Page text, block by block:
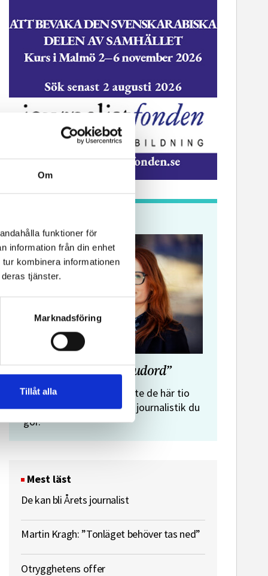
Om
funktioner för
information från din enhet
kombinera informationen
tjänster.
Marknadsföring
Tillåt alla
”Journalistens tio budord”
Malin Crona:
Följer du inte de här tio
budorden? Då är det inte journalistik du
gör.
Mest läst
De kan bli Årets journalist
Martin Kragh: ”Tonläget behöver tas ned”
Otrygghetens offer